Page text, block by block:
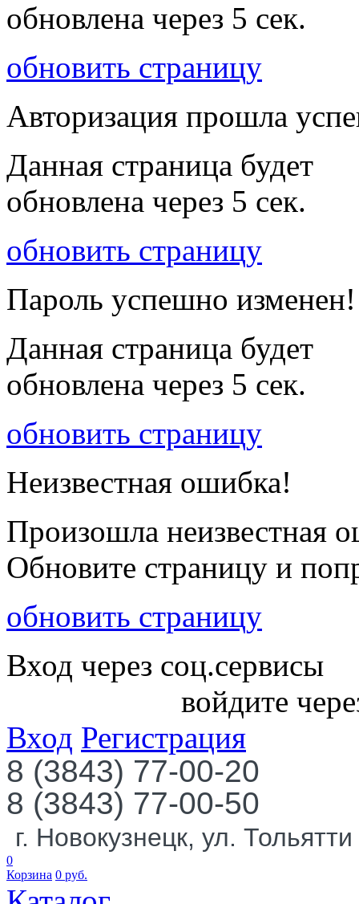
обновлена через 5 сек.
обновить страницу
Авторизация прошла
Данная страница будет
обновлена через 5 сек.
обновить страницу
Пароль успешно изменен!
Данная страница будет
обновлена через 5 сек.
обновить страницу
Неизвестная ошибка!
Произошла неизвестная
Обновите страницу и
обновить страницу
Вход через соц.сервисы
войдите
Вход Регистрация
8 (3843) 77-00-20
8 (3843) 77-00-50
г. Новокузнецк, ул.
0
Корзина 0 руб.